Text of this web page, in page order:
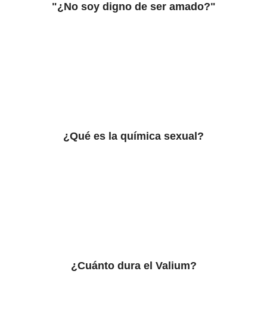
"¿No soy digno de ser amado?"
¿Qué es la química sexual?
¿Cuánto dura el Valium?